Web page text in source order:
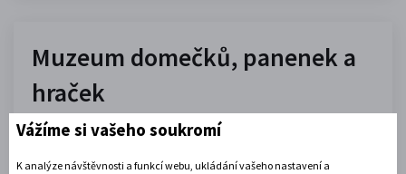
Muzeum domečků, panenek a
hraček
10.00 - 16.00
(platné od 1. 7. 2026 do 31. 8. 2026)
Vážíme si vašeho soukromí
K analýze návštěvnosti a funkcí webu, ukládání vašeho nastavení a